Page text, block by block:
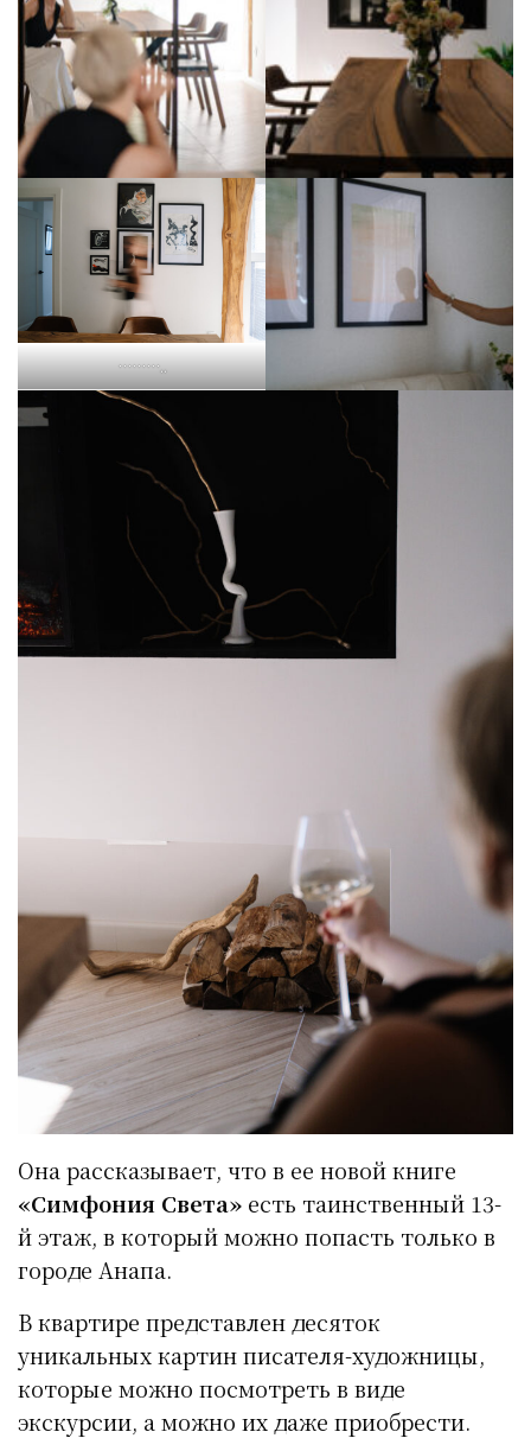
………..
Она рассказывает, что в ее новой книге
«Симфония Света» есть таинственный 13-
й этаж, в который можно попасть только в
городе Анапа.
В квартире представлен десяток
уникальных картин писателя-художницы,
которые можно посмотреть в виде
экскурсии, а можно их даже приобрести.